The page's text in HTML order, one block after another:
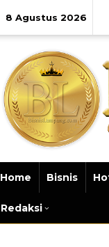
8 Agustus 2026
Home Bisnis
Redaksi